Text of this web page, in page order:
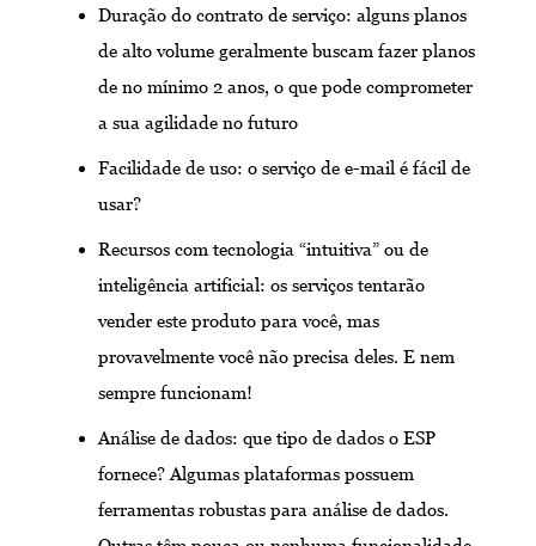
Duração do contrato de serviço: alguns planos
de alto volume geralmente buscam fazer planos
de no mínimo 2 anos, o que pode comprometer
a sua agilidade no futuro
Facilidade de uso: o serviço de e-mail é fácil de
usar?
Recursos com tecnologia “intuitiva” ou de
inteligência artificial: os serviços tentarão
vender este produto para você, mas
provavelmente você não precisa deles. E nem
sempre funcionam!
Análise de dados: que tipo de dados o ESP
fornece? Algumas plataformas possuem
ferramentas robustas para análise de dados.